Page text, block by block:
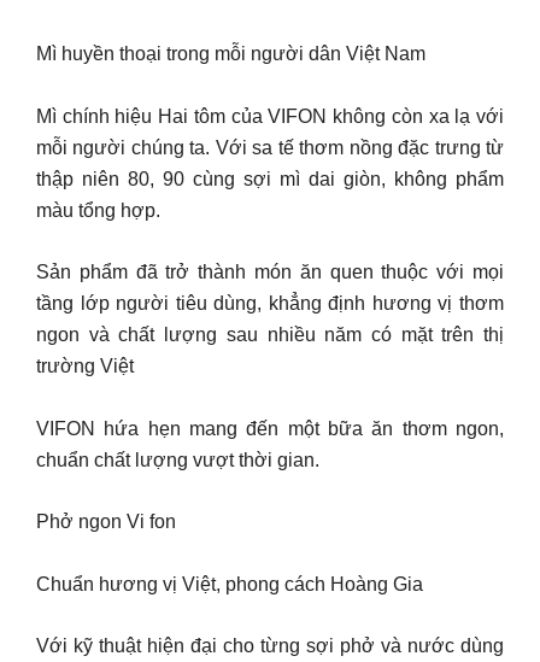
Mì huyền thoại trong mỗi người dân Việt Nam
Mì chính hiệu Hai tôm của VIFON không còn xa lạ với
mỗi người chúng ta. Với sa tế thơm nồng đặc trưng từ
thập niên 80, 90 cùng sợi mì dai giòn, không phẩm
màu tổng hợp.
Sản phẩm đã trở thành món ăn quen thuộc với mọi
tầng lớp người tiêu dùng, khẳng định hương vị thơm
ngon và chất lượng sau nhiều năm có mặt trên thị
trường Việt
VIFON hứa hẹn mang đến một bữa ăn thơm ngon,
chuẩn chất lượng vượt thời gian.
Phở ngon Vi fon
Chuẩn hương vị Việt, phong cách Hoàng Gia
Với kỹ thuật hiện đại cho từng sợi phở và nước dùng